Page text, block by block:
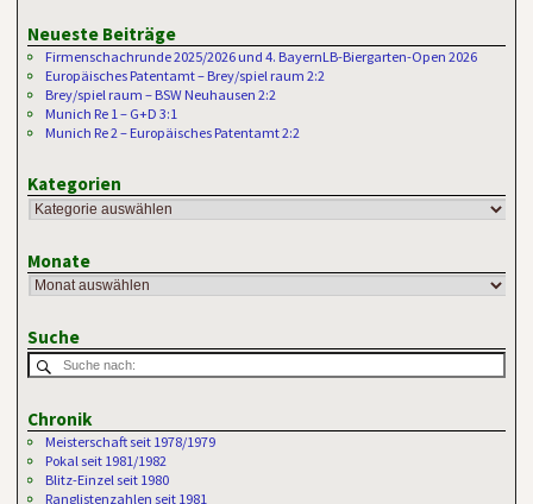
Neueste Beiträge
Firmenschachrunde 2025/2026 und 4. BayernLB-Biergarten-Open 2026
Europäisches Patentamt – Brey/spiel raum 2:2
Brey/spiel raum – BSW Neuhausen 2:2
Munich Re 1 – G+D 3:1
Munich Re 2 – Europäisches Patentamt 2:2
Kategorien
Monate
Suche
Chronik
Meisterschaft seit 1978/1979
Pokal seit 1981/1982
Blitz-Einzel seit 1980
Ranglistenzahlen seit 1981